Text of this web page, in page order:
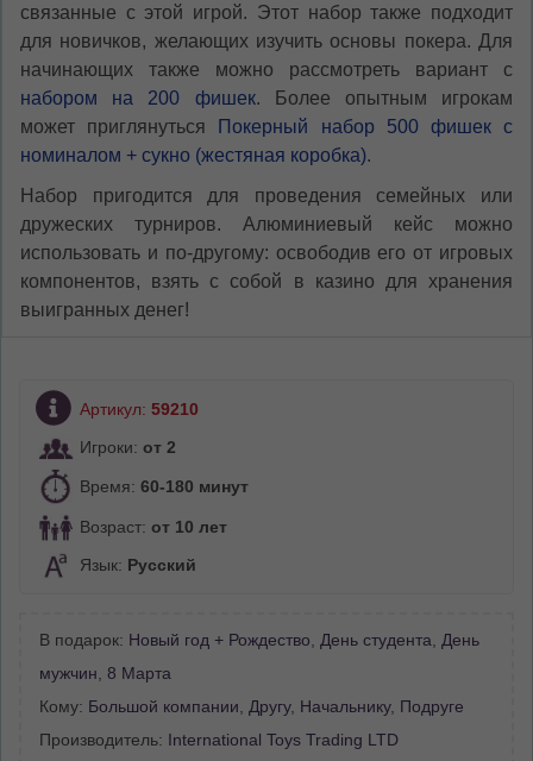
связанные с этой игрой. Этот набор также подходит
для новичков, желающих изучить основы покера. Для
начинающих также можно рассмотреть вариант с
набором на 200 фишек. Более опытным игрокам
может приглянуться
Покерный набор 500 фишек с
номиналом + сукно (жестяная коробка).
Набор пригодится для проведения семейных или
дружеских турниров. Алюминиевый кейс можно
использовать и по-другому: освободив его от игровых
компонентов, взять с собой в казино для хранения
выигранных денег!
Артикул: 59210
Игроки: от 2
Время: 60-180 минут
Возраст: от 10 лет
Язык: Русский
В подарок: Новый год + Рождество День студента
День
мужчин 8 Марта
Кому: Большой компании Другу, Начальнику, Подруге
Производитель: International Toys Trading LTD